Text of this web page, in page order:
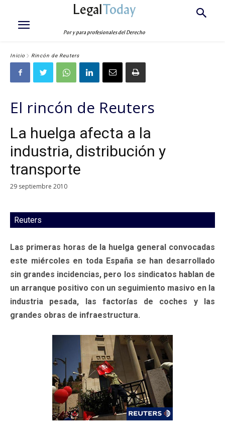
LegalToday
Por y para profesionales del Derecho
Inicio Rincón de Reuters
El rincón de Reuters
La huelga afecta a la
industria, distribución y
transporte
29 septiembre 2010
Reuters
Las primeras horas de la huelga general convocadas
este miércoles en toda España se han desarrollado
sin grandes incidencias, pero los sindicatos hablan de
un arranque positivo con un seguimiento masivo en la
industria pesada, las factorías de coches y las
grandes obras de infraestructura.